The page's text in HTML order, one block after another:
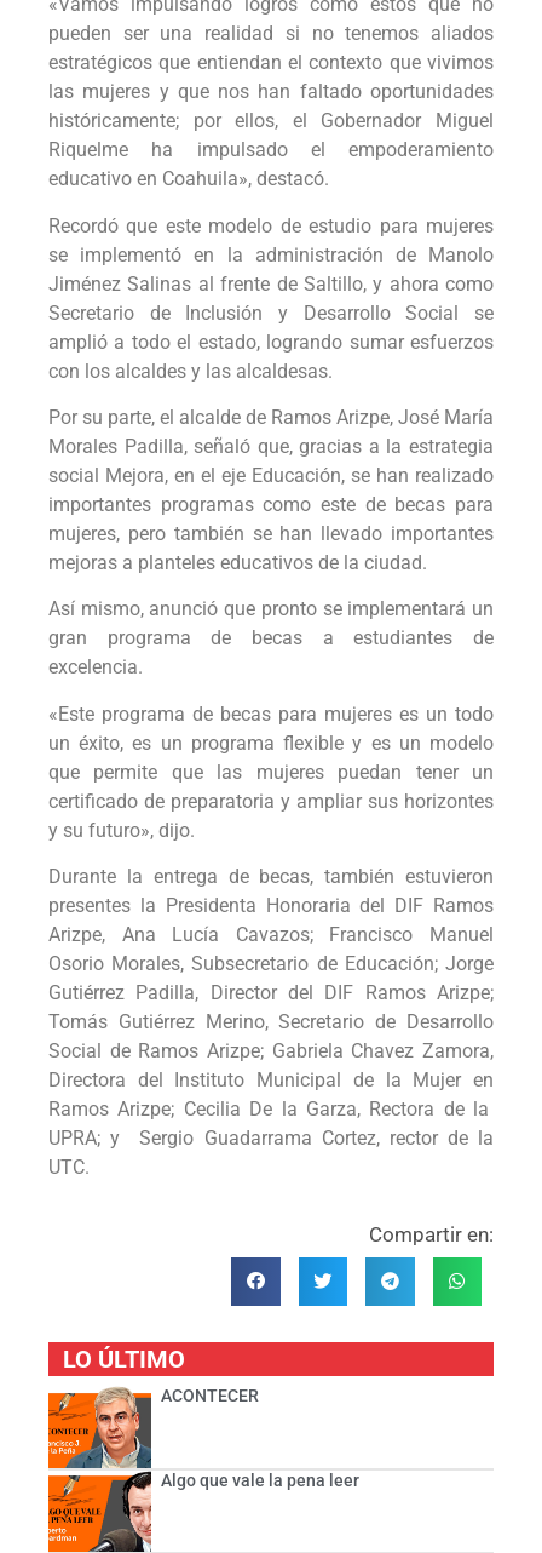
pueden ser una realidad si no tenemos aliados
estratégicos que entiendan el contexto que vivimos
las mujeres y que nos han faltado oportunidades
históricamente; por ellos, el Gobernador Miguel
Riquelme ha impulsado el empoderamiento
educativo en Coahuila», destacó.
Recordó que este modelo de estudio para mujeres
se implementó en la administración de Manolo
Jiménez Salinas al frente de Saltillo, y ahora como
Secretario de Inclusión y Desarrollo Social se
amplió a todo el estado, logrando sumar esfuerzos
con los alcaldes y las alcaldesas.
Por su parte, el alcalde de Ramos Arizpe, José María
Morales Padilla, señaló que, gracias a la estrategia
social Mejora, en el eje Educación, se han realizado
importantes programas como este de becas para
mujeres, pero también se han llevado importantes
mejoras a planteles educativos de la ciudad.
Así mismo, anunció que pronto se implementará un
gran programa de becas a estudiantes de
excelencia.
«Este programa de becas para mujeres es un todo
un éxito, es un programa flexible y es un modelo
que permite que las mujeres puedan tener un
certificado de preparatoria y ampliar sus horizontes
y su futuro», dijo.
Durante la entrega de becas, también estuvieron
presentes la Presidenta Honoraria del DIF Ramos
Arizpe, Ana Lucía Cavazos; Francisco Manuel
Osorio Morales, Subsecretario de Educación; Jorge
Gutiérrez Padilla, Director del DIF Ramos Arizpe;
Tomás Gutiérrez Merino, Secretario de Desarrollo
Social de Ramos Arizpe; Gabriela Chavez Zamora,
Directora del Instituto Municipal de la Mujer en
Ramos Arizpe; Cecilia De la Garza, Rectora de la
UPRA; y Sergio Guadarrama Cortez, rector de la
UTC.
Compartir en:
LO ÚLTIMO
ACONTECER
Algo que vale la pena leer